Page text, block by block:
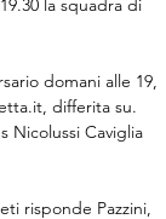
la squadra di
domani alle 19,
differita su.
Nicolussi Caviglia
risponde Pazzini,